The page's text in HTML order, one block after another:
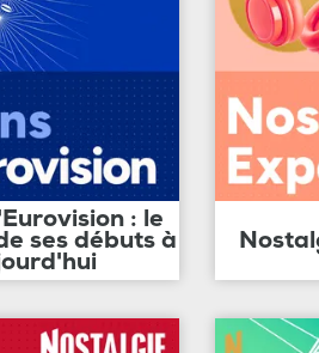
: le
ses débuts à